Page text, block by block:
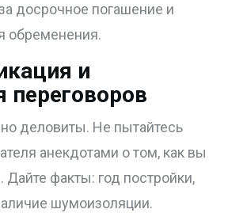
досрочное погашение и
обременения.
и
переговоров
деловиты. Не пытайтесь
анекдотами о том, как вы
Дайте факты: год постройки,
шумоизоляции.